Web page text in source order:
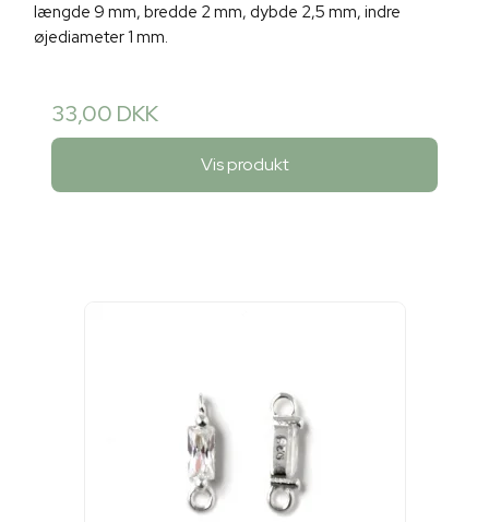
længde 9 mm, bredde 2 mm, dybde 2,5 mm, indre
øjediameter 1 mm.
33,00 DKK
Vis produkt